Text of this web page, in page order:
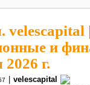
velescapital
и
г.
velescapital